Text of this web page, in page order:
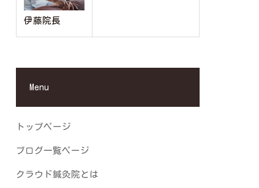
伊藤院長
Menu
トップページ
ブログ一覧ページ
クラウド鍼灸院とは